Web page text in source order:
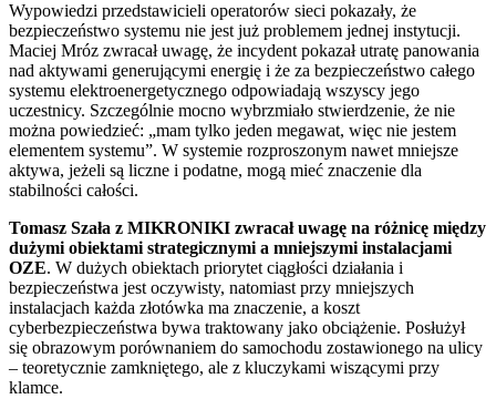
Wypowiedzi przedstawicieli operatorów sieci pokazały, że
bezpieczeństwo systemu nie jest już problemem jednej instytucji.
Maciej Mróz zwracał uwagę, że incydent pokazał utratę panowania
nad aktywami generującymi energię i że za bezpieczeństwo całego
systemu elektroenergetycznego odpowiadają wszyscy jego
uczestnicy. Szczególnie mocno wybrzmiało stwierdzenie, że nie
można powiedzieć: „mam tylko jeden megawat, więc nie jestem
elementem systemu”. W systemie rozproszonym nawet mniejsze
aktywa, jeżeli są liczne i podatne, mogą mieć znaczenie dla
stabilności całości.
Tomasz Szała z MIKRONIKI zwracał uwagę na różnicę między
dużymi obiektami strategicznymi a mniejszymi instalacjami
OZE. W dużych obiektach priorytet ciągłości działania i
bezpieczeństwa jest oczywisty, natomiast przy mniejszych
instalacjach każda złotówka ma znaczenie, a koszt
cyberbezpieczeństwa bywa traktowany jako obciążenie. Posłużył
się obrazowym porównaniem do samochodu zostawionego na ulicy
– teoretycznie zamkniętego, ale z kluczykami wiszącymi przy
klamce.